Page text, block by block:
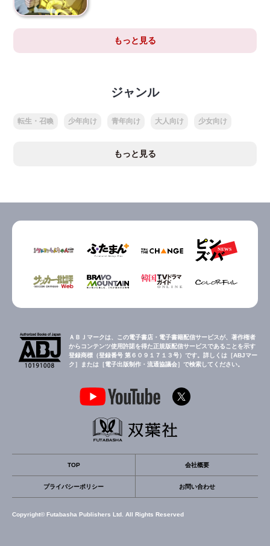
もっと見る
ジャンル
転生・召喚 少年向け 青年向け 大人向け 少女向け
もっと見る
ＡＢＪマークは、この電子書店・電子書籍配信サービスが、著作権者
からコンテンツ使用許諾を得た正規版配信サービスであることを示す
登録商標（登録番号 第６０９１７１３号）です。詳しくは［ABJマー
ク］または［電子出版制作・流通協議会］で検索してください。
TOP 会社概要
プライバシーポリシー お問い合わせ
Copyright© Futabasha Publishers Ltd. All Rights Reserved